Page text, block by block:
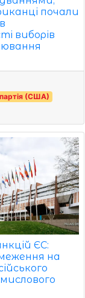
почали
виборів
партія (США)
ЄС:
на